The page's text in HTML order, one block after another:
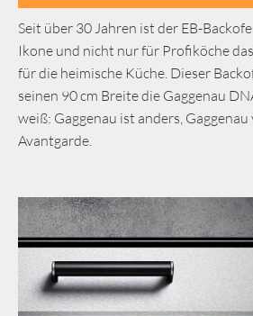
Seit über 30 Jahren ist der EB-
Ikone und nicht nur für Profiköche
für die heimische Küche. Dieser
seinen 90 cm Breite die Gaggenau
weiß: Gaggenau ist anders,
Avantgarde.